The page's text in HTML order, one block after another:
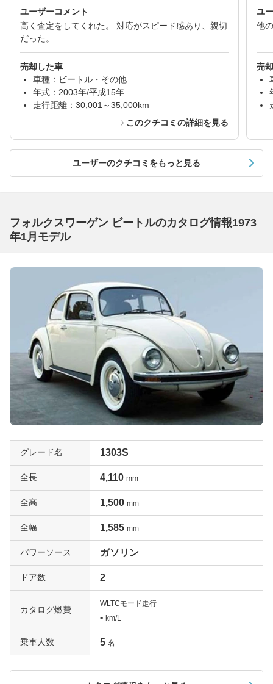
ユーザーコメント
高く査定をしてくれた。 対応がスピード感あり、親切
だった。
売却した車
車種：ビートル・その他
年式：2003年/平成15年
走行距離：30,001～35,000km
このクチコミの詳細を見る
ユ
他
売
ユーザーのクチコミをもっと見る
フォルクスワーゲン ビートルのカタログ情報1973
年1月モデル
グレード名 1303S
全長 4,110 mm
全高 1,500 mm
全幅 1,585 mm
パワーソース ガソリン
ドア数 2
カタログ燃費
WLTCモード走行
- km/L
乗車人数 5 名